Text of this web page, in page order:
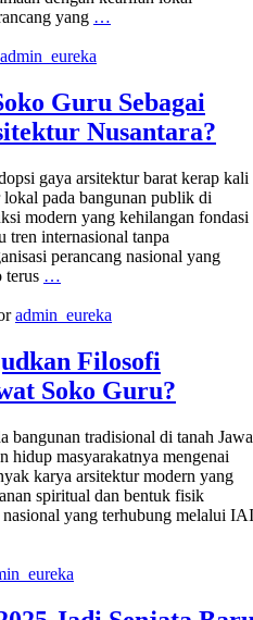
yang …
admin_eureka
Guru Sebagai
Nusantara?
gaya arsitektur barat kerap kali
lokal pada bangunan publik di
modern yang kehilangan fondasi
tren internasional tanpa
perancang nasional yang
terus …
admin_eureka
Filosofi
Soko Guru?
bangunan tradisional di tanah Jawa
hidup masyarakatnya mengenai
karya arsitektur modern yang
spiritual dan bentuk fisik
nasional yang terhubung melalui IAI